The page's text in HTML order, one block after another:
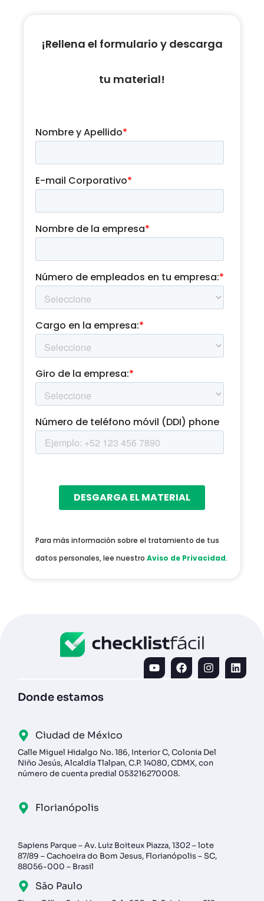
¡Rellena el formulario y descarga
tu material!
Para más información sobre el tratamiento de tus
datos personales, lee nuestro Aviso de Privacidad.
Donde estamos
Ciudad de México
Calle Miguel Hidalgo No. 186, Interior C, Colonia Del
Niño Jesús, Alcaldía Tlalpan, C.P. 14080, CDMX, con
número de cuenta predial 053216270008.
Florianópolis
Sapiens Parque – Av. Luiz Boiteux Piazza, 1302 – lote
87/89 – Cachoeira do Bom Jesus, Florianópolis – SC,
88056-000 – Brasil
São Paulo